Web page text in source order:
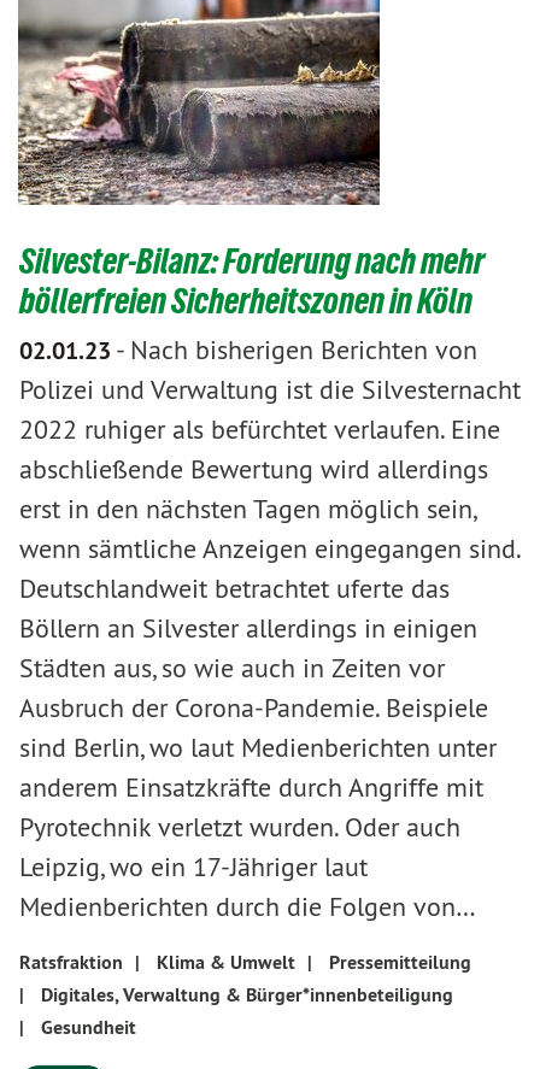
Silvester-Bilanz: Forderung nach mehr
böllerfreien Sicherheitszonen in Köln
02.01.23 - Nach bisherigen Berichten von
Polizei und Verwaltung ist die Silvesternacht
2022 ruhiger als befürchtet verlaufen. Eine
abschließende Bewertung wird allerdings
erst in den nächsten Tagen möglich sein,
wenn sämtliche Anzeigen eingegangen sind.
Deutschlandweit betrachtet uferte das
Böllern an Silvester allerdings in einigen
Städten aus, so wie auch in Zeiten vor
Ausbruch der Corona-Pandemie. Beispiele
sind Berlin, wo laut Medienberichten unter
anderem Einsatzkräfte durch Angriffe mit
Pyrotechnik verletzt wurden. Oder auch
Leipzig, wo ein 17-Jähriger laut
Medienberichten durch die Folgen von…
Ratsfraktion | Klima & Umwelt |
Pressemitteilung
|
Digitales, Verwaltung & Bürger*innenbeteiligung
|
Gesundheit